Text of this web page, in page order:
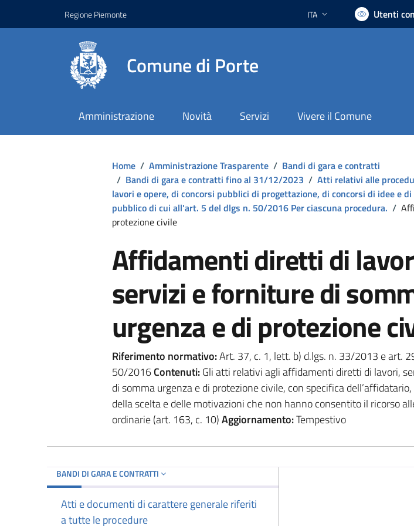
Regione Piemonte Lingua attiva:
ITA Utenti
Comune di Porte
Amministrazione Novità Servizi Vivere il Comune
Home / Amministrazione Trasparente / Bandi di gara e contratti
/ Bandi di gara e contratti fino al 31/12/2023 / Atti relativi alle
lavori e opere, di concorsi pubblici di progettazione, di concorsi di idee e
pubblico di cui all'art. 5 del dlgs n. 50/2016 Per ciascuna procedura. /
protezione civile
Affidamenti diretti di
servizi e forniture di
urgenza e di protezione
Riferimento normativo:Art. 37, c. 1, lett. b) d.lgs. n. 33/2013 e art.
50/2016Contenuti:Gli atti relativi agli affidamenti diretti di lavori,
di somma urgenza e di protezione civile, con specifica
della scelta e delle motivazioni che non hanno consentito il ricorso
ordinarie (art. 163, c. 10)Aggiornamento:Tempestivo
BANDI DI GARA E CONTRATTI
Atti e documenti di carattere generale riferiti
a tutte le procedure